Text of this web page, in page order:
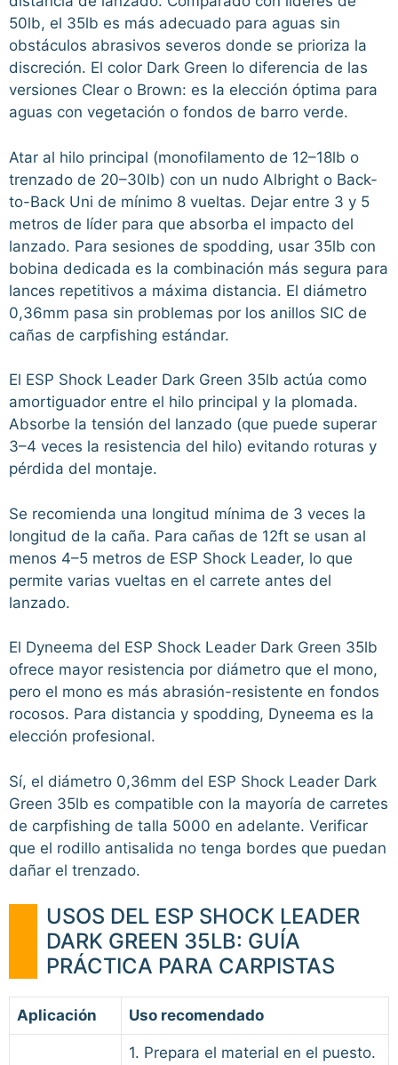
50lb, el 35lb es más adecuado para aguas sin
obstáculos abrasivos severos donde se prioriza la
discreción. El color Dark Green lo diferencia de las
versiones Clear o Brown: es la elección óptima para
aguas con vegetación o fondos de barro verde.
Atar al hilo principal (monofilamento de 12–18lb o
trenzado de 20–30lb) con un nudo Albright o Back-
to-Back Uni de mínimo 8 vueltas. Dejar entre 3 y 5
metros de líder para que absorba el impacto del
lanzado. Para sesiones de spodding, usar 35lb con
bobina dedicada es la combinación más segura para
lances repetitivos a máxima distancia. El diámetro
0,36mm pasa sin problemas por los anillos SIC de
cañas de carpfishing estándar.
El ESP Shock Leader Dark Green 35lb actúa como
amortiguador entre el hilo principal y la plomada.
Absorbe la tensión del lanzado (que puede superar
3–4 veces la resistencia del hilo) evitando roturas y
pérdida del montaje.
Se recomienda una longitud mínima de 3 veces la
longitud de la caña. Para cañas de 12ft se usan al
menos 4–5 metros de ESP Shock Leader, lo que
permite varias vueltas en el carrete antes del
lanzado.
El Dyneema del ESP Shock Leader Dark Green 35lb
ofrece mayor resistencia por diámetro que el mono,
pero el mono es más abrasión-resistente en fondos
rocosos. Para distancia y spodding, Dyneema es la
elección profesional.
Sí, el diámetro 0,36mm del ESP Shock Leader Dark
Green 35lb es compatible con la mayoría de carretes
de carpfishing de talla 5000 en adelante. Verificar
que el rodillo antisalida no tenga bordes que puedan
dañar el trenzado.
USOS DEL ESP SHOCK LEADER
DARK GREEN 35LB: GUÍA
PRÁCTICA PARA CARPISTAS
Aplicación Uso recomendado
1. Prepara el material en el puesto.